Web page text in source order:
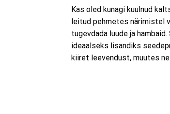
Kas oled kunagi kuulnud
leitud pehmetes närimistel
tugevdada luude ja
ideaalseks lisandiks
kiiret leevendust, muutes